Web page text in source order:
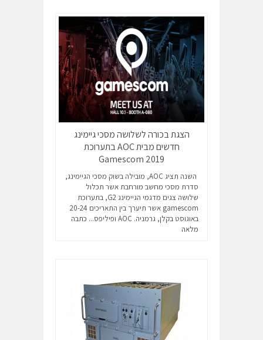
הצגת בכורה לשלושה מסכי גיימינג
חדשים מבית AOC בתערוכת
Gamescom 2019
השנה תציג AOC, מובילה בשוק מסכי הגיימינג,
סדרת מסכי מחשב מורחבת אשר תכלול
שלושה צגים מדגמי הגיימינג G2, בתערוכת
gamescom אשר תיערך בין התאריכים 20-24
באוגוסט בקלן, גרמניה. AOC ופיליפס...
כתבה
מלאה